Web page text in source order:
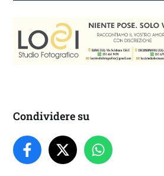
Condividere su